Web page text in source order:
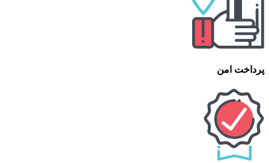
پرداخت امن